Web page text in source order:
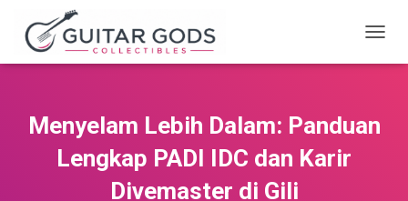
O
E
Menyelam Lebih Dalam: Panduan
Lengkap PADI IDC dan Karir
Divemaster di Gili